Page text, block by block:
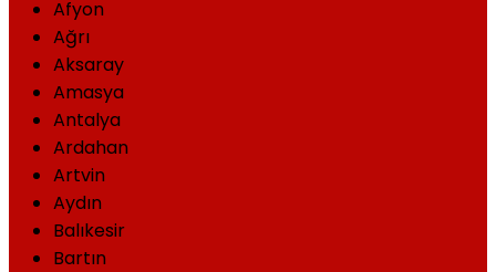
Afyon
Ağrı
Aksaray
Amasya
Antalya
Ardahan
Artvin
Aydın
Balıkesir
Bartın